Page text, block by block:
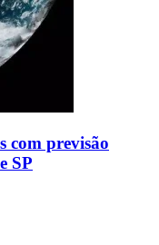
com previsão
SP